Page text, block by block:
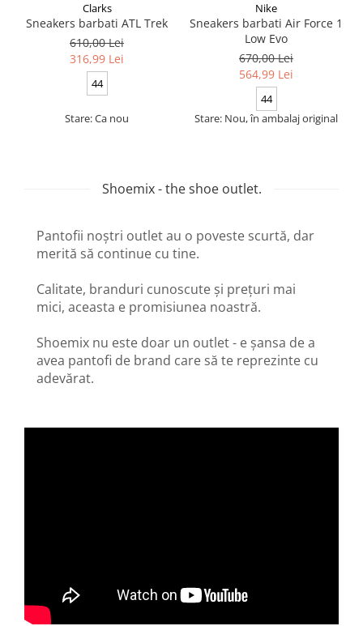
Clarks
Sneakers barbati ATL Trek
610,00 Lei
316,99 Lei
44
Stare: Ca nou
Nike
Sneakers barbati Air Force 1
Low Evo
670,00 Lei
564,99 Lei
44
Stare: Nou, în ambalaj original
Shoemix - the shoe outlet.
Pantofii noștri outlet au o poveste scurtă, dar
merită să continue cu tine.
Calitate, branduri cunoscute și prețuri mai
mici, aceasta e promisiunea noastră.
Shoemix nu este doar un outlet - e șansa de a
avea pantofi de brand care să te reprezinte cu
adevărat.